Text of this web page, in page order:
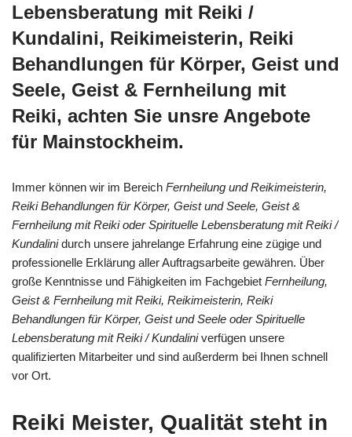
Lebensberatung mit Reiki /
Kundalini, Reikimeisterin, Reiki
Behandlungen für Körper, Geist und
Seele, Geist & Fernheilung mit
Reiki, achten Sie unsre Angebote
für Mainstockheim.
Immer können wir im Bereich Fernheilung und Reikimeisterin,
Reiki Behandlungen für Körper, Geist und Seele, Geist &
Fernheilung mit Reiki oder Spirituelle Lebensberatung mit Reiki /
Kundalinidurch unsere jahrelange Erfahrung eine zügige und
professionelle Erklärung aller Auftragsarbeite gewähren. Über
große Kenntnisse und Fähigkeiten im Fachgebiet Fernheilung,
Geist & Fernheilung mit Reiki, Reikimeisterin, Reiki
Behandlungen für Körper, Geist und Seele oder Spirituelle
Lebensberatung mit Reiki / Kundaliniverfügen unsere
qualifizierten Mitarbeiter und sind außerderm bei Ihnen schnell
vor Ort.
Reiki Meister, Qualität steht in